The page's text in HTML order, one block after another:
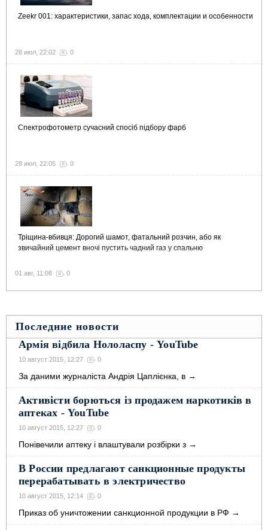
Zeekr 001: характеристики, запас хода, комплектации и особенности
28 июл, 22:02 0
Спектрофотометр сучасний спосіб підбору фарб
28 июл, 22:05 0
Тріщина-вбивця: Дорогий шамот, фатальний розчин, або як
звичайний цемент вночі пустить чадний газ у спальню
01 авг, 11:08 0
Последние новости
Армія відбила Нололаспу - YouTube
10 август 2015, 12:27 0
За даними журналіста Андрія Цаплієнка, в →
Активісти борються із продажем наркотиків в
аптеках - YouTube
10 август 2015, 12:27 0
Понівечили аптеку і влаштували розбірки з →
В России предлагают санкционные продукты
перерабатывать в электричество
10 август 2015, 12:14 0
Приказ об уничтожении санкционной продукции в РФ →